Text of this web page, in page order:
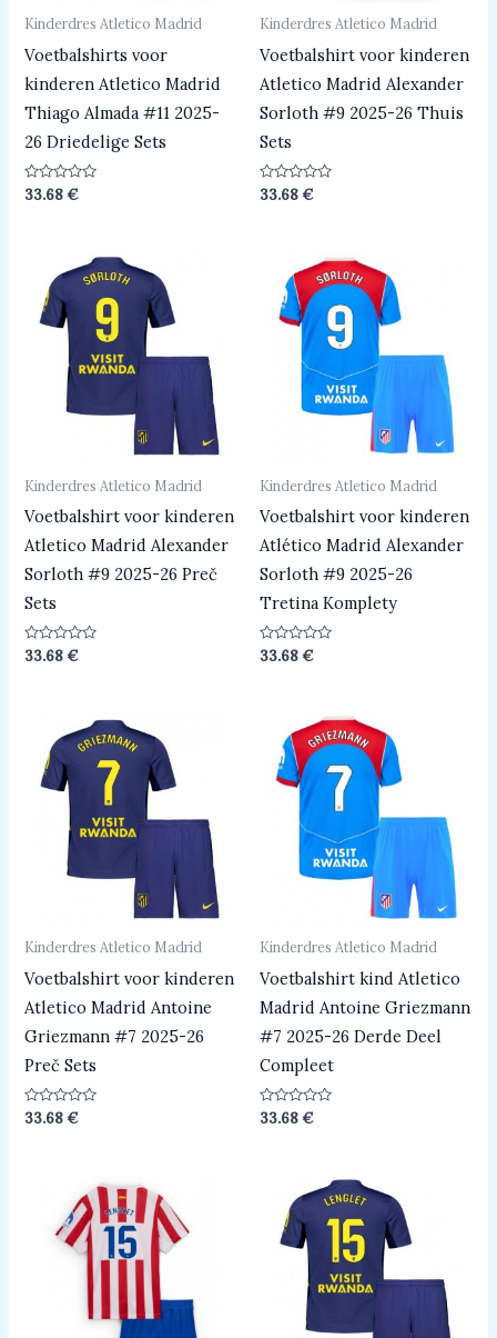
Kinderdres Atletico Madrid
Voetbalshirts voor
kinderen Atletico Madrid
Thiago Almada #11 2025-
26 Driedelige Sets
Beoordeeld
0
33.68€
Kinderdres Atletico Madrid
Voetbalshirt voor kinderen
Atletico Madrid Alexander
Sorloth #9 2025-26 Thuis
Sets
Beoordeeld
0
33.68€
Kinderdres Atletico Madrid
Voetbalshirt voor kinderen
Atletico Madrid Alexander
Sorloth #9 2025-26 Preč
Sets
Beoordeeld
33.68€
Kinderdres Atletico Madrid
Voetbalshirt voor kinderen
Atlético Madrid Alexander
Sorloth #9 2025-26
Tretina Komplety
Beoordeeld
33.68€
Kinderdres Atletico Madrid
Voetbalshirt voor kinderen
Atletico Madrid Antoine
Griezmann #7 2025-26
Preč Sets
Beoordeeld
0
33.68€
Kinderdres Atletico Madrid
Voetbalshirt kind Atletico
Madrid Antoine Griezmann
#7 2025-26 Derde Deel
Compleet
Beoordeeld
0
33.68€